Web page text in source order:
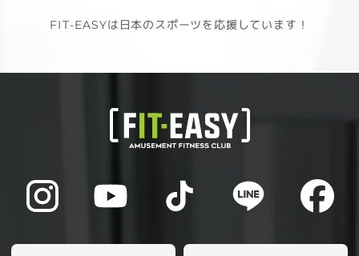
FIT-EASYは日本のスポーツを応援しています！